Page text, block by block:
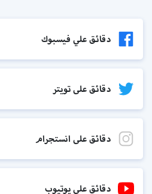
دقائق علي فيسبوك
دقائق على تويتر
دقائق على انستجرام
دقائق على يوتيوب